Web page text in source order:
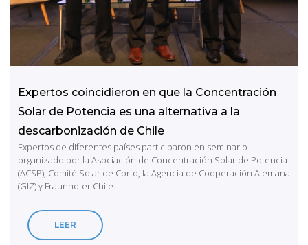
Expertos coincidieron en que la Concentración
Solar de Potencia es una alternativa a la
descarbonización de Chile
Expertos de diferentes países participaron en seminario
organizado por la Asociación de Concentración Solar de Potencia
(ACSP), Comité Solar de Corfo, la Agencia de Cooperación Alemana
(GIZ) y Fraunhofer Chile.
LEER